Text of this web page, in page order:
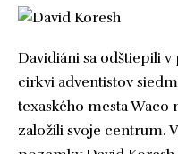
Davidiáni sa odštiepili
cirkvi adventistov
texaského mesta
založili svoje centrum.